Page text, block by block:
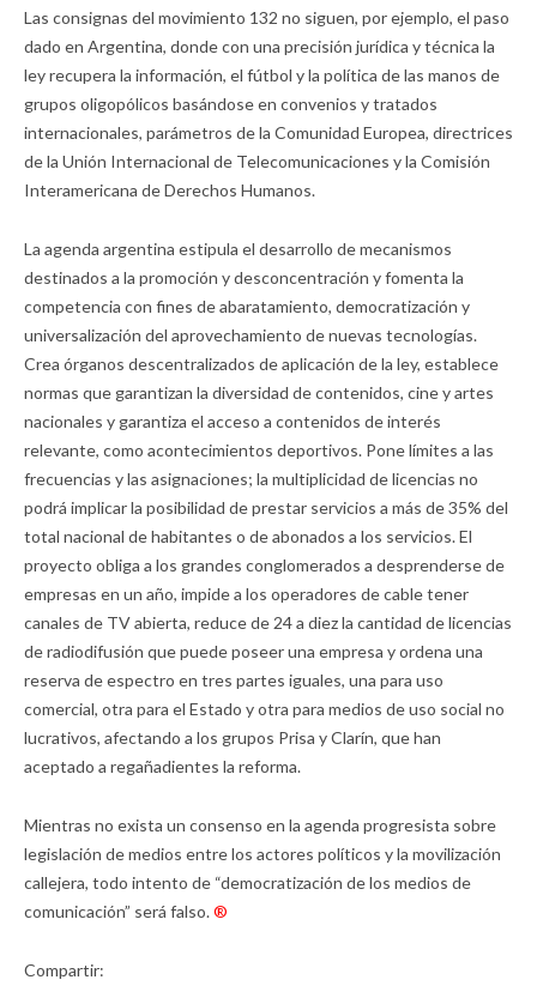
Las consignas del movimiento 132 no siguen, por ejemplo, el paso
dado en Argentina, donde con una precisión jurídica y técnica la
ley recupera la información, el fútbol y la política de las manos de
grupos oligopólicos basándose en convenios y tratados
internacionales, parámetros de la Comunidad Europea, directrices
de la Unión Internacional de Telecomunicaciones y la Comisión
Interamericana de Derechos Humanos.
La agenda argentina estipula el desarrollo de mecanismos
destinados a la promoción y desconcentración y fomenta la
competencia con fines de abaratamiento, democratización y
universalización del aprovechamiento de nuevas tecnologías.
Crea órganos descentralizados de aplicación de la ley, establece
normas que garantizan la diversidad de contenidos, cine y artes
nacionales y garantiza el acceso a contenidos de interés
relevante, como acontecimientos deportivos. Pone límites a las
frecuencias y las asignaciones; la multiplicidad de licencias no
podrá implicar la posibilidad de prestar servicios a más de 35% del
total nacional de habitantes o de abonados a los servicios. El
proyecto obliga a los grandes conglomerados a desprenderse de
empresas en un año, impide a los operadores de cable tener
canales de TV abierta, reduce de 24 a diez la cantidad de licencias
de radiodifusión que puede poseer una empresa y ordena una
reserva de espectro en tres partes iguales, una para uso
comercial, otra para el Estado y otra para medios de uso social no
lucrativos, afectando a los grupos Prisa y Clarín, que han
aceptado a regañadientes la reforma.
Mientras no exista un consenso en la agenda progresista sobre
legislación de medios entre los actores políticos y la movilización
callejera, todo intento de “democratización de los medios de
comunicación” será falso.®
Compartir: